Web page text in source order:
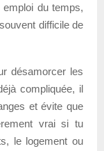
du temps,
difficile de
désamorcer les
compliquée, il
et évite que
vrai si tu
le logement ou